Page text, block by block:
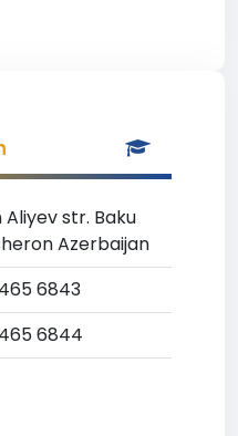
Aliyev str. Baku
Azerbaijan
6843
6844